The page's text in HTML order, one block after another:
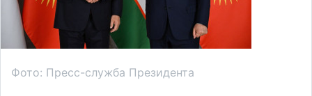
Фото: Пресс-служба Президента